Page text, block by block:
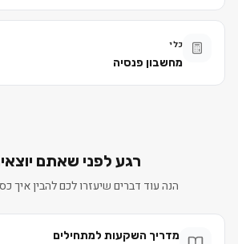
כלי
מחשבון פנסיה
רגע לפני שאתם
הנה עוד דברים שיעזרו לכם להבין איך
מדריך השקעות למתחילים